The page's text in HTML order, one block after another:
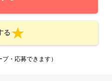
る
プ・応募できます）